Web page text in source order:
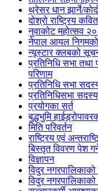
थ्रेसर धान झार्ने/
दोश्रो राष्ट्रिय
नुवाकोट महोत्सव
नेपाल आयल
न्यूस्टार क्लबको
प्रतिनिधि सभा
परिणाम
प्रतिनिधि सभा
प्रतिनिधिसभा
प्रयोगका सर्त
बुद्धभुमि
मिति परिवर्तन
राष्ट्रिय एवं
बिस्तृत विवरण पेश
विज्ञापन
विदुर
विदुर